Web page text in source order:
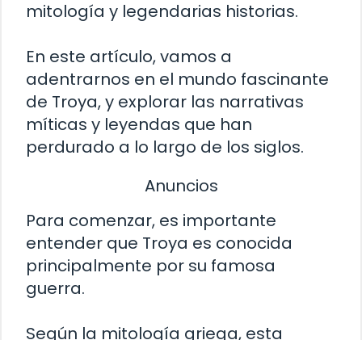
mitología y legendarias historias.
En este artículo, vamos a
adentrarnos en el mundo fascinante
de Troya, y explorar las narrativas
míticas y leyendas que han
perdurado a lo largo de los siglos.
Anuncios
Para comenzar, es importante
entender que Troya es conocida
principalmente por su famosa
guerra.
Según la mitología griega, esta